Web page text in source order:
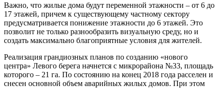
Важно, что жилые дома будут переменной этажности – от 6 до
17 этажей, причем к существующему частному сектору
предусматривается понижение этажности до 6 этажей. Это
позволит не только разнообразить визуальную среду, но и
создать максимально благоприятные условия для жителей.
Реализация грандиозных планов по созданию «нового
центра» Левого берега начнется с микрорайона №33, площадь
которого – 21 га. По состоянию на конец 2018 года расселен и
снесен основной объем аварийных жилых домов. При этом